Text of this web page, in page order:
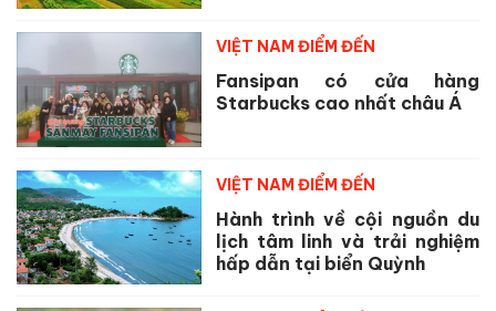
VIỆT NAM ĐIỂM ĐẾN
Fansipan có cửa hàng
Starbucks cao nhất châu Á
VIỆT NAM ĐIỂM ĐẾN
Hành trình về cội nguồn du
lịch tâm linh và trải nghiệm
hấp dẫn tại biển Quỳnh